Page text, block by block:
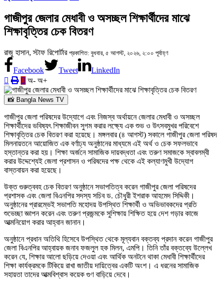
গাজীপুর জেলার মেধাবী ও অসচ্ছল শিক্ষার্থীদের মাঝে
শিক্ষাবৃত্তির চেক বিতরণ
রাজু হাসান, স্টাফ রিপোর্টার প্রকাশিত: বুধবার, ৫ আগস্ট, ২০২৬, ২:০০ পূর্বাহ্ণ
Facebook Tweet
LinkedIn
অ- অ+
📸 Bangla News TV
গাজীপুর জেলা পরিষদের উদ্যোগে এবং নিজস্ব অর্থায়নে জেলার মেধাবী ও অসচ্ছল
শিক্ষার্থীদের ভবিষ্যৎ শিক্ষাজীবন সুগম করার লক্ষ্যে এক শুভ ও উৎসবমুখর পরিবেশে
শিক্ষাবৃত্তির চেক বিতরণ করা হয়েছে। মঙ্গলবার (৪ আগস্ট) সকালে গাজীপুর জেলা পরিষদ
মিলনায়তনে আয়োজিত এক বর্ণাঢ্য অনুষ্ঠানের মাধ্যমে এই অর্থ ও চেক সফলভাবে
হস্তান্তর করা হয়। শিক্ষা অর্জনে সামাজিক দায়বদ্ধতা এবং তরুণ সমাজকে স্বাবলম্বী
করার উদ্দেশ্যেই জেলা প্রশাসন ও পরিষদের পক্ষ থেকে এই কল্যাণমুখী উদ্যোগ
বাস্তবায়ন করা হয়েছে।
উক্ত গুরুত্ববহ চেক বিতরণ অনুষ্ঠানে সভাপতিত্ব করেন গাজীপুর জেলা পরিষদের
প্রশাসক এবং জেলা বিএনপির সদস্য সচিব ড. চৌধুরী ইশরাক আহমেদ সিদ্দিকী।
অনুষ্ঠানের প্রারম্ভেই সভাপতি মহোদয় উপস্থিত শিক্ষার্থী ও অভিভাবকদের প্রতি
শুভেচ্ছা জ্ঞাপন করেন এবং তরুণ প্রজন্মকে সুশিক্ষায় শিক্ষিত হয়ে দেশ গড়ার কাজে
আত্মনিয়োগ করার আহ্বান জানান।
অনুষ্ঠানে প্রধান অতিথি হিসেবে উপস্থিত থেকে মূল্যবান বক্তব্য প্রদান করেন গাজীপুর
জেলা বিএনপির আহ্বায়ক জনাব ফজলুল হক মিলন, এমপি। তিনি তাঁর বক্তব্যে উল্লেখ
করেন যে, শিক্ষার আলো ছড়িয়ে দেওয়া এবং আর্থিক অনটনে থাকা মেধাবী শিক্ষার্থীদের
শিক্ষা কার্যক্রমকে টিকিয়ে রাখা জাতীয় দায়িত্বের একটি অংশ। এ ধরনের সামাজিক
সহায়তা তাদের আত্মবিশ্বাস কয়েক গুণ বাড়িয়ে দেবে।